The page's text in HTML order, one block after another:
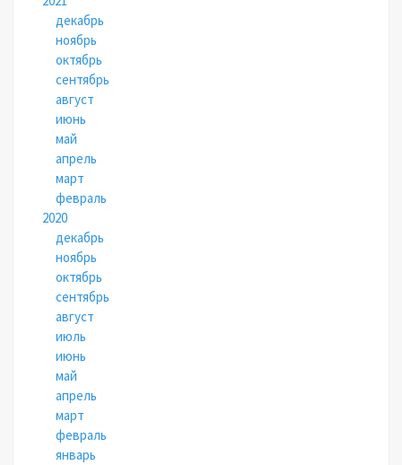
декабрь
ноябрь
октябрь
сентябрь
август
июнь
май
апрель
март
февраль
2020
декабрь
ноябрь
октябрь
сентябрь
август
июль
июнь
май
апрель
март
февраль
январь